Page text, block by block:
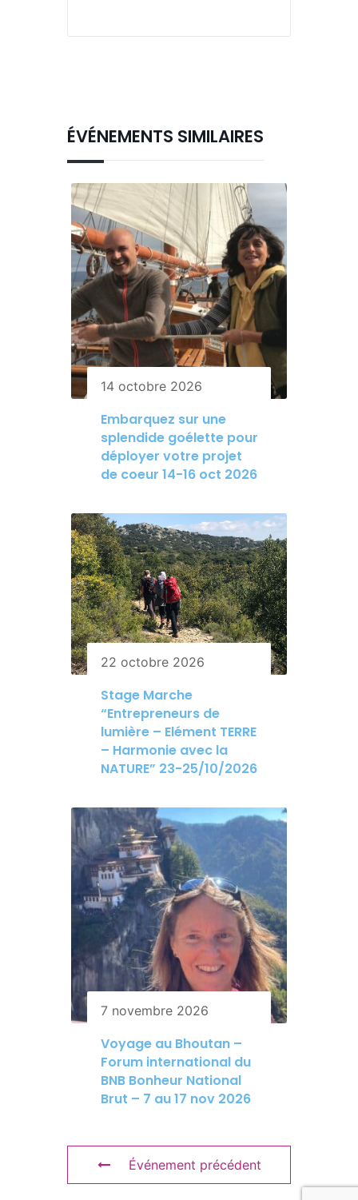
ÉVÉNEMENTS SIMILAIRES
14 octobre 2026
Embarquez sur une
splendide goélette pour
déployer votre projet
de coeur 14-16 oct 2026
22 octobre 2026
Stage Marche
“Entrepreneurs de
lumière – Elément TERRE
– Harmonie avec la
NATURE” 23-25/10/2026
7 novembre 2026
Voyage au Bhoutan –
Forum international du
BNB Bonheur National
Brut – 7 au 17 nov 2026
Événement précédent